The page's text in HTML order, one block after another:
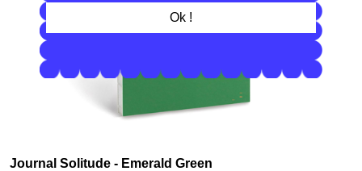
Ok !
Journal Solitude - Emerald Green